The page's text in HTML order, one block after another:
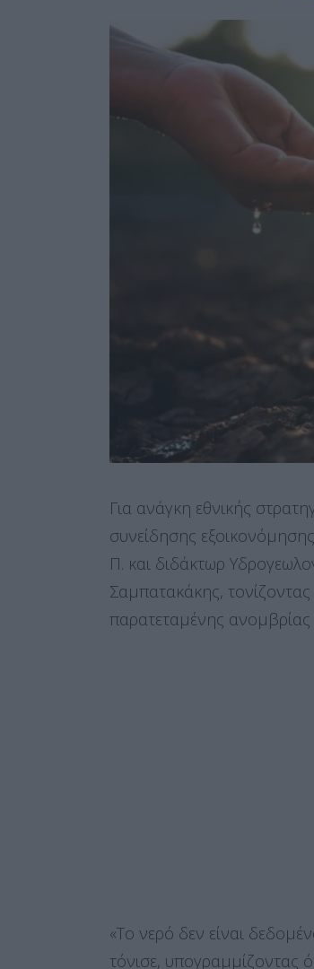
Για ανάγκη εθνικής
συνείδησης
Π. και διδάκτωρ
Σαμπατακάκης,
παρατεταμένης ανομβρίας
«Το νερό δεν είναι
τόνισε, υπογραμμίζοντας